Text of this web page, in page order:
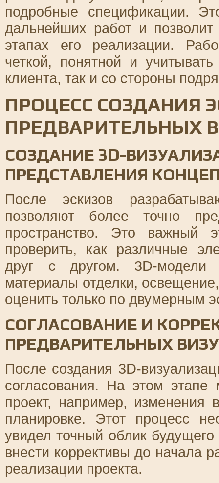
подробные спецификации.
дальнейших работ и
этапах его реализации.
четкой, понятной и
клиента, так и со стороны
ПРОЦЕСС СОЗДАНИЯ
ПРЕДВАРИТЕЛЬНЫХ
СОЗДАНИЕ 3D-
ПРЕДСТАВЛЕНИЯ
После эскизов
позволяют более точно
пространство. Это важный
проверить, как различные
друг с другом. 3D-модели
материалы отделки,
оценить только по двумерным
СОГЛАСОВАНИЕ И
ПРЕДВАРИТЕЛЬНЫХ
После создания 3D-
согласования. На этом
проект, например,
планировке. Этот процесс
увидел точный облик
внести коррективы до начала
реализации проекта.